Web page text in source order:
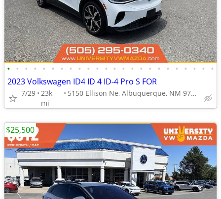
• • • • • • • • • • • • • • • • • • • • • • • •
2023 Volkswagen ID4 ID 4 ID-4 Pro S FOR
7/29 23k
mi
5150 Ellison Ne, Albuquerque, NM 97109
$25,500